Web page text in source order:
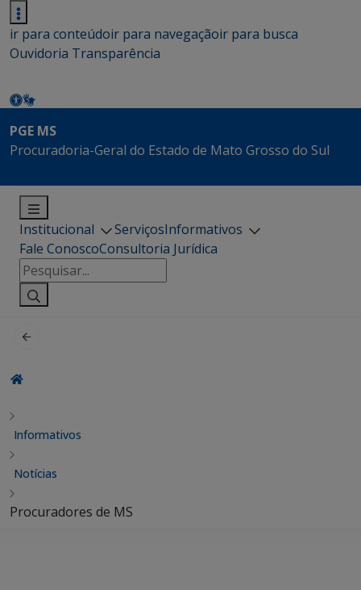
ir para conteúdoir para navegaçãoir para busca
Ouvidoria Transparência
PGE MS
Procuradoria-Geral do Estado de Mato Grosso do Sul
Institucional ServiçosInformativos
Fale ConoscoConsultoria Jurídica
Pesquisar
por:
Informativos
Notícias
Procuradores de MS